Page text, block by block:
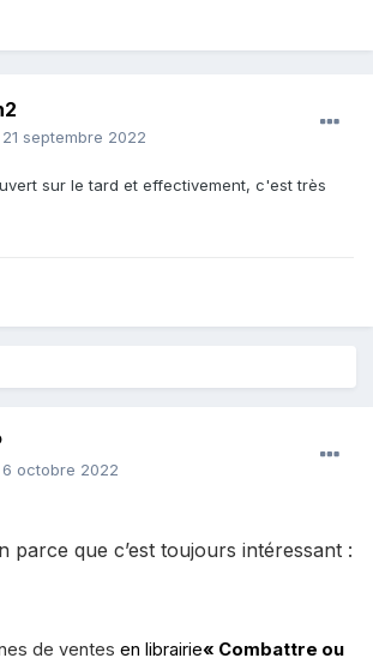
septembre 2022
sur le tard et effectivement, c'est très
octobre 2022
parce que c’est toujours intéressant :
de ventes en librairie« Combattre ou